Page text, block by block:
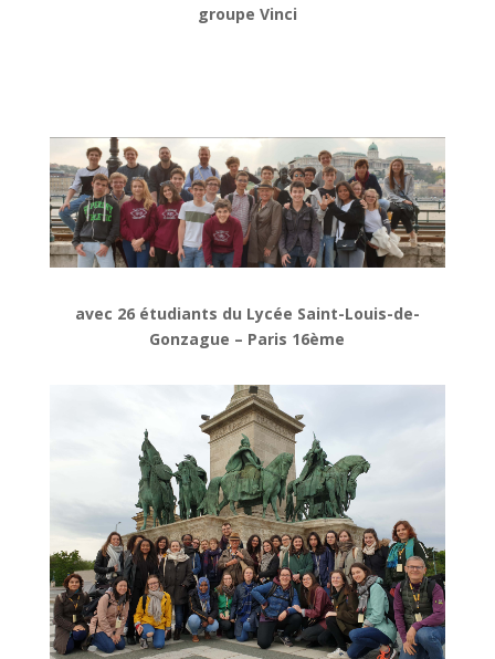
groupe Vinci
avec 26 étudiants du Lycée Saint-Louis-de-
Gonzague – Paris 16ème